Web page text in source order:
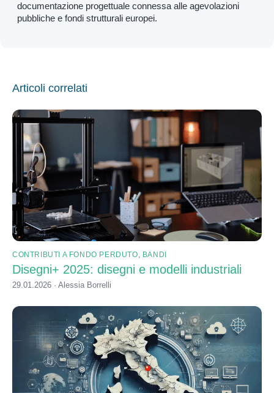
documentazione progettuale connessa alle agevolazioni
pubbliche e fondi strutturali europei.
Articoli correlati
CONTRIBUTI A FONDO PERDUTO BANDI
Disegni+ 2025: disegni e modelli industriali
29.01.2026 · Alessia Borrelli